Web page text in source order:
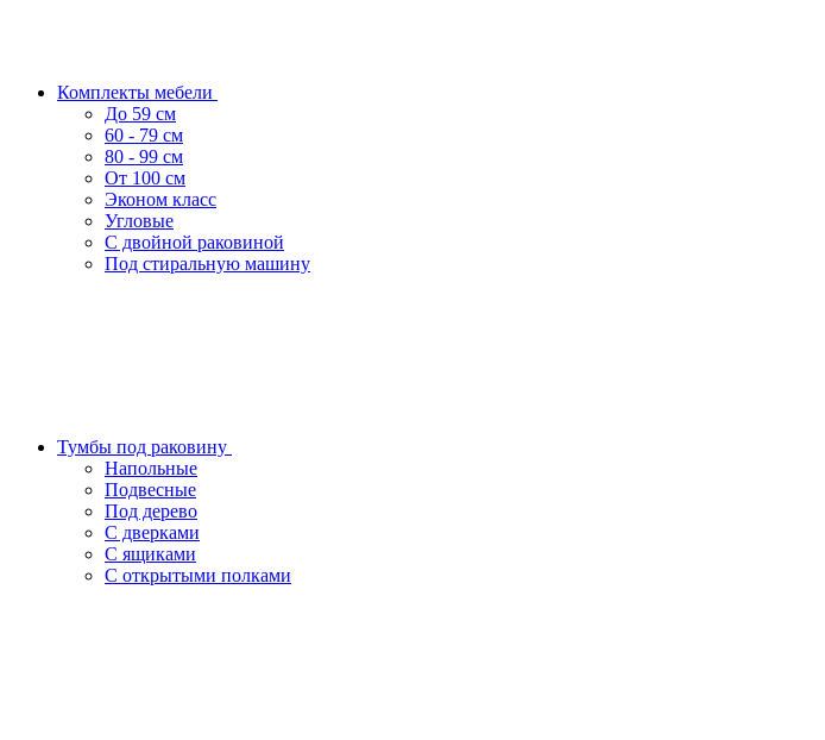
Комплекты мебели
До 59 см
60 - 79 см
80 - 99 см
От 100 см
Эконом класс
Угловые
С двойной раковиной
Под стиральную машину
Тумбы под раковину
Напольные
Подвесные
Под дерево
С дверками
С ящиками
С открытыми полками